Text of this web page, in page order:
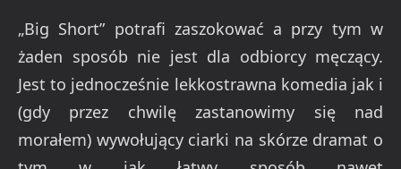
„Big Short” potrafi zaszokować a przy tym w
żaden sposób nie jest dla odbiorcy męczący.
Jest to jednocześnie lekkostrawna komedia jak i
(gdy przez chwilę zastanowimy się nad
morałem) wywołujący ciarki na skórze dramat o